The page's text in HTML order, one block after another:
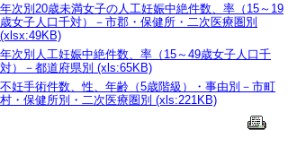
年次別20歳未満女子の人工妊娠中絶件数、率（15～19
歳女子人口千対）－市郡・保健所・二次医療圏別
(xlsx:49KB)
年次別人工妊娠中絶件数、率（15～49歳女子人口千
対）－都道府県別 (xls:65KB)
不妊手術件数、性、年齢（5歳階級）・事由別－市町
村・保健所別・二次医療圏別 (xls:221KB)